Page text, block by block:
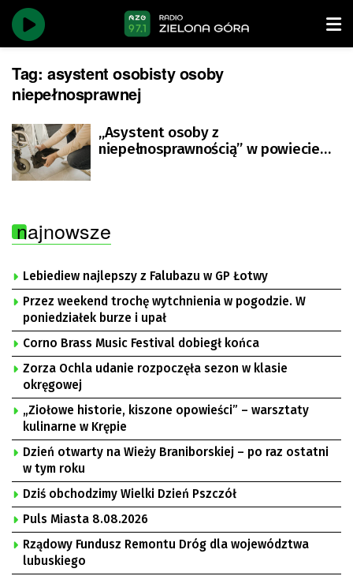
Tag: asystent osobisty osoby
niepełnosprawnej
„Asystent osoby z
niepełnosprawnością” w powiecie
najnowsze
Lebiediew najlepszy z Falubazu w GP Łotwy
Przez weekend trochę wytchnienia w pogodzie. W
poniedziałek burze i upał
Corno Brass Music Festival dobiegł końca
Zorza Ochla udanie rozpoczęła sezon w klasie
okręgowej
„Ziołowe historie, kiszone opowieści” – warsztaty
kulinarne w Krępie
Dzień otwarty na Wieży Braniborskiej – po raz ostatni
w tym roku
Dziś obchodzimy Wielki Dzień Pszczół
Puls Miasta 8.08.2026
Rządowy Fundusz Remontu Dróg dla województwa
lubuskiego